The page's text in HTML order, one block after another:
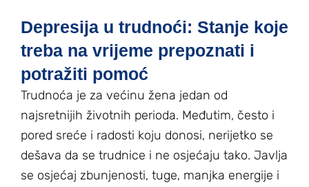
Depresija u trudnoći: Stanje koje
treba na vrijeme prepoznati i
potražiti pomoć
Trudnoća je za većinu žena jedan od
najsretnijih životnih perioda. Međutim, često i
pored sreće i radosti koju donosi, nerijetko se
dešava da se trudnice i ne osjećaju tako. Javlja
se osjećaj zbunjenosti, tuge, manjka energije i